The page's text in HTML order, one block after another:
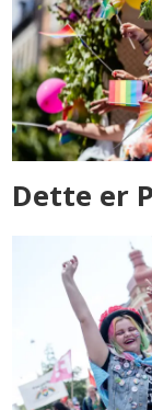
Dette er